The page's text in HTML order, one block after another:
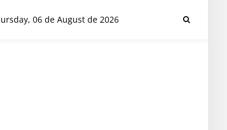
06 de August de 2026